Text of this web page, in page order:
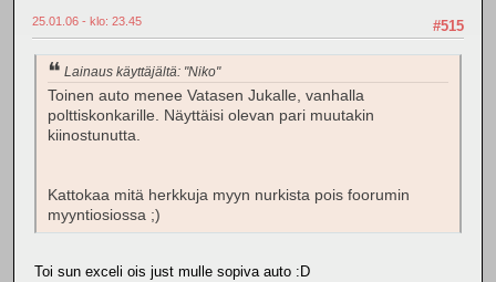
#515
25.01.06 - klo: 23.45
Lainaus käyttäjältä: "Niko"
Toinen auto menee Vatasen Jukalle, vanhalla
polttiskonkarille. Näyttäisi olevan pari muutakin
kiinostunutta.
Kattokaa mitä herkkuja myyn nurkista pois foorumin
myyntiosiossa ;)
Toi sun exceli ois just mulle sopiva auto :D